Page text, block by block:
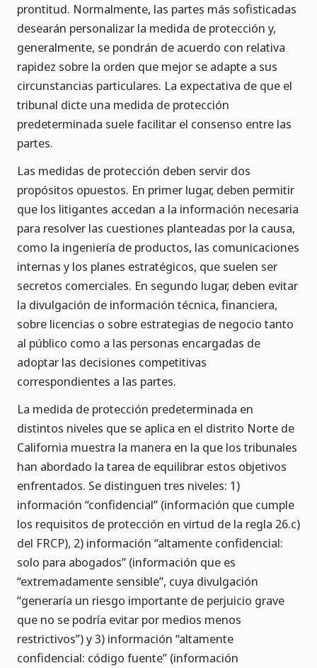
prontitud. Normalmente, las partes más sofisticadas
desearán personalizar la medida de protección y,
generalmente, se pondrán de acuerdo con relativa
rapidez sobre la orden que mejor se adapte a sus
circunstancias particulares. La expectativa de que el
tribunal dicte una medida de protección
predeterminada suele facilitar el consenso entre las
partes.
Las medidas de protección deben servir dos
propósitos opuestos. En primer lugar, deben permitir
que los litigantes accedan a la información necesaria
para resolver las cuestiones planteadas por la causa,
como la ingeniería de productos, las comunicaciones
internas y los planes estratégicos, que suelen ser
secretos comerciales. En segundo lugar, deben evitar
la divulgación de información técnica, financiera,
sobre licencias o sobre estrategias de negocio tanto
al público como a las personas encargadas de
adoptar las decisiones competitivas
correspondientes a las partes.
La medida de protección predeterminada en
distintos niveles que se aplica en el distrito Norte de
California muestra la manera en la que los tribunales
han abordado la tarea de equilibrar estos objetivos
enfrentados. Se distinguen tres niveles: 1)
información “confidencial” (información que cumple
los requisitos de protección en virtud de la regla 26.c)
del FRCP), 2) información “altamente confidencial:
solo para abogados” (información que es
“extremadamente sensible”, cuya divulgación
“generaría un riesgo importante de perjuicio grave
que no se podría evitar por medios menos
restrictivos”) y 3) información “altamente
confidencial: código fuente” (información